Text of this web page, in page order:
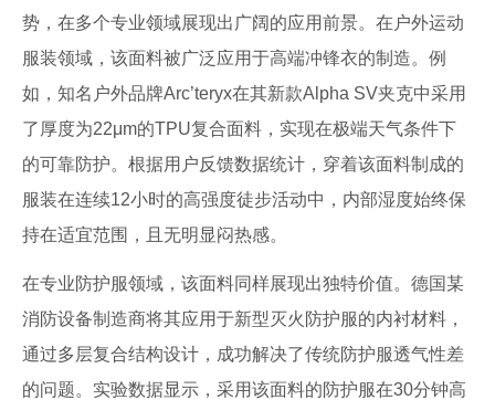
势，在多个专业领域展现出广阔的应用前景。在户外运动
服装领域，该面料被广泛应用于高端冲锋衣的制造。例
如，知名户外品牌Arc’teryx在其新款Alpha SV夹克中采用
了厚度为22μm的TPU复合面料，实现在极端天气条件下
的可靠防护。根据用户反馈数据统计，穿着该面料制成的
服装在连续12小时的高强度徒步活动中，内部湿度始终保
持在适宜范围，且无明显闷热感。
在专业防护服领域，该面料同样展现出独特价值。德国某
消防设备制造商将其应用于新型灭火防护服的内衬材料，
通过多层复合结构设计，成功解决了传统防护服透气性差
的问题。实验数据显示，采用该面料的防护服在30分钟高